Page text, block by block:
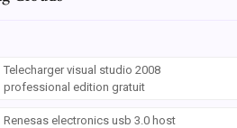
Telecharger visual studio 2008
professional edition gratuit
Renesas electronics usb 3.0 host